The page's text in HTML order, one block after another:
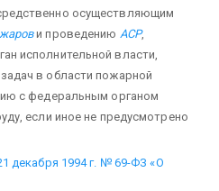
осу­ществляющим
и проведению АСР,
исполнительной власти,
в области пожарной
с федеральным органом
если иное не предусмотрено
декабря 1994 г. № 69-ФЗ «О